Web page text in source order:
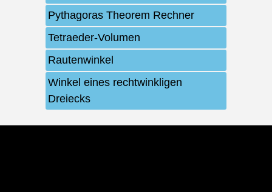
Pythagoras Theorem Rechner
Tetraeder-Volumen
Rautenwinkel
Winkel eines rechtwinkligen
Dreiecks